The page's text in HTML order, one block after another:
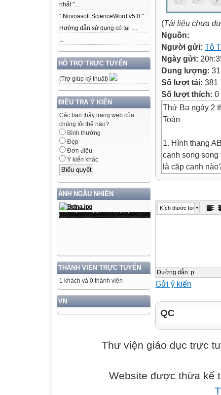
nhất "...
" Novoasoft ScienceWord v5.0 "...
Hướng dẫn sử dụng có tại ....
...
HỖ TRỢ TRỰC TUYẾN
(Trợ giúp kỹ thuật)
ĐIỀU TRA Ý KIẾN
Các bạn thầy trang web của
chúng tôi thế nào?
Bình thường
Đẹp
Đơn điệu
Ý kiến khác
ẢNH NGẪU NHIÊN
THÀNH VIÊN TRỰC TUYẾN
1 khách và 0 thành viên
VN
(Tài liệu chưa
Nguồn:
Người gửi: Tô
Ngày gửi:
Dung lượng:
Số lượt tải: 381
Số lượt thích: 0
Thứ Ba ngày 2
Toán
1. Hình thang
cạnh song
là cặp cạnh
C. AH và BC
2. Hình thang
cạnh đáy
A. 2
C. 3
Kích thước font
Đường dẫn: p
Gửi ý kiến
QC
Thư viện giáo dục trực
Website được thừa kế